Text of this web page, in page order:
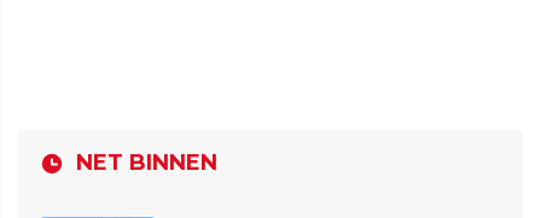
NET BINNEN